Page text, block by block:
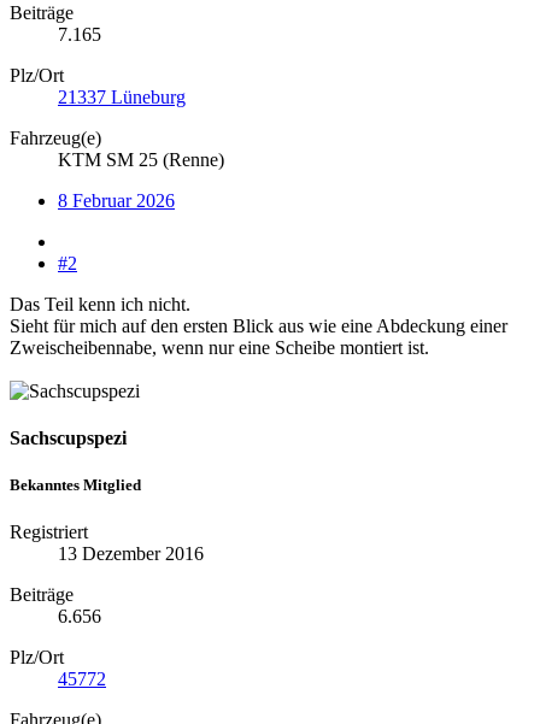
Beiträge
7.165
Plz/Ort
21337 Lüneburg
Fahrzeug(e)
KTM SM 25 (Renne)
8 Februar 2026
#2
Das Teil kenn ich nicht.
Sieht für mich auf den ersten Blick aus wie eine Abdeckung einer
Zweischeibennabe, wenn nur eine Scheibe montiert ist.
Sachscupspezi
Bekanntes Mitglied
Registriert
13 Dezember 2016
Beiträge
6.656
Plz/Ort
45772